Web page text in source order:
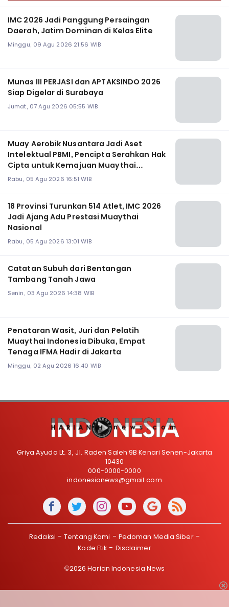
‎IMC 2026 Jadi Panggung Persaingan
Daerah, Jatim Dominan di Kelas Elite
Minggu, 09 Agu 2026 21:56 WIB
Munas III PERJASI dan APTAKSINDO 2026
Siap Digelar di Surabaya
Jumat, 07 Agu 2026 05:55 WIB
Muay Aerobik Nusantara Jadi Aset
Intelektual PBMI, Pencipta Serahkan Hak
Cipta untuk Kemajuan Muaythai
Indonesia
Rabu, 05 Agu 2026 16:51 WIB
18 Provinsi Turunkan 514 Atlet, IMC 2026
Jadi Ajang Adu Prestasi Muaythai
Nasional
Rabu, 05 Agu 2026 13:01 WIB
Catatan Subuh dari Bentangan
Tambang Tanah Jawa
Senin, 03 Agu 2026 14:38 WIB
Penataran Wasit, Juri dan Pelatih
Muaythai Indonesia Dibuka, Empat
Tenaga IFMA Hadir di Jakarta
Minggu, 02 Agu 2026 16:40 WIB
Griya Ayuda Lt. 3, Jl. Raden Saleh 9B Kenari Senen-Jakarta
10430
000-0000-0000
indonesianews@gmail.com
Redaksi Tentang Kami
Pedoman Media Siber
Kode Etik
Disclaimer
©2026 Harian Indonesia News